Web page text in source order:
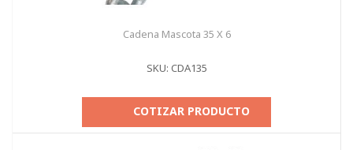
Cadena Mascota 35 X 6
SKU: CDA135
COTIZAR PRODUCTO